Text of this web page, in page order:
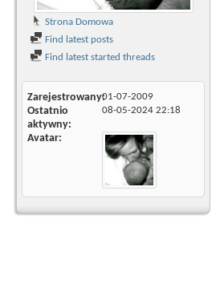
Strona Domowa
Find latest posts
Find latest started threads
Zarejestrowany01-07-2009
Ostatnio
aktywny
08-05-2024 22:18
Avatar